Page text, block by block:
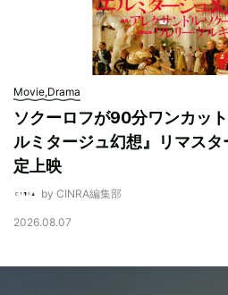
Movie,Drama
ソクーロフが90分ワンカッ
ルミタージュ幻想』リマスタ
定上映
by CINRA編集部
2026.08.07